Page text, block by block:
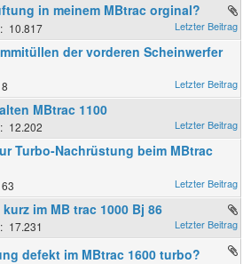
in meinem MBtrac orginal?
10.817
der vorderen Scheinwerfer
MBtrac 1100
12.202
Turbo-Nachrüstung beim MBtrac
im MB trac 1000 Bj 86
17.231
defekt im MBtrac 1600 turbo?